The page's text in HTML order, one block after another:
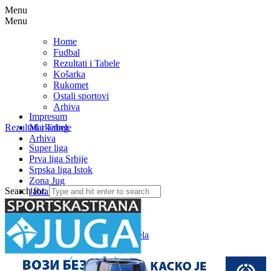
Menu
Menu
Home
Fudbal
Rezultati i Tabele
Košarka
Rukomet
Ostali sportovi
Arhiva
Rezultati i Tabele
Super liga
Prva liga Srbije
Srpska liga Istok
Zona Jug
Jablanička okružna liga
Medjuopštinska liga FSJO
Zona Istok
Zona Centar
Zona Zapad – Rezultati i tabela
Impresum
Marketing
Arhiva
Search for: